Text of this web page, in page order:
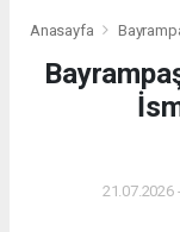
Anasayfa
21.07.2026